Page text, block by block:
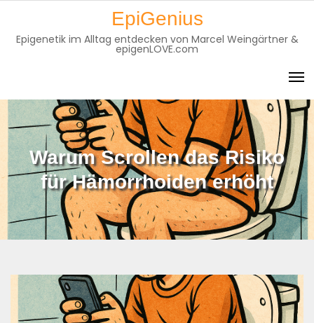
content
EpiGenius
Epigenetik im Alltag entdecken von Marcel Weingärtner &
epigenLOVE.com
Warum Scrollen das Risiko
für Hämorrhoiden erhöht